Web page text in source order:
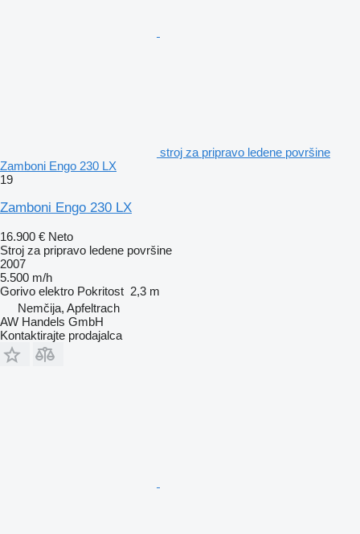
stroj za pripravo ledene površine
Zamboni Engo 230 LX
19
Zamboni Engo 230 LX
16.900 € Neto
Stroj za pripravo ledene površine
2007
5.500 m/h
Gorivo elektro Pokritost 2,3 m
Nemčija, Apfeltrach
AW Handels GmbH
Kontaktirajte prodajalca